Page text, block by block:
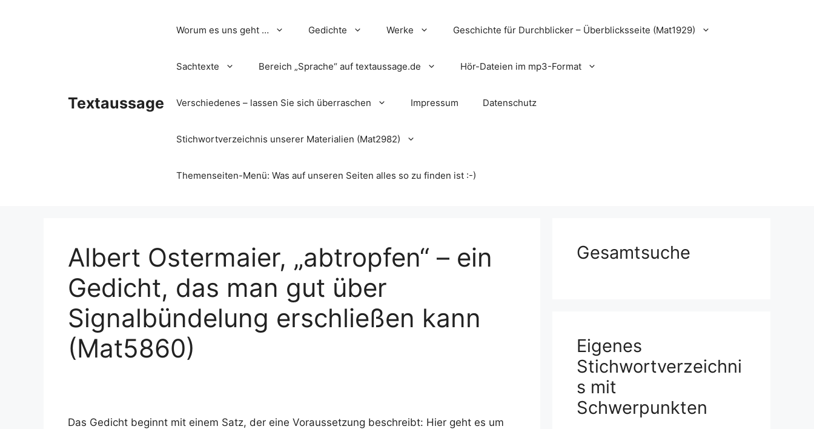
Textaussage
Worum es uns geht … Gedichte Werke Geschichte für Durchblicker – Überblicksseite (Mat1929)
Sachtexte Bereich „Sprache“ auf textaussage.de Hör-Dateien im mp3-Format
Verschiedenes – lassen Sie sich überraschen Impressum Datenschutz
Stichwortverzeichnis unserer Materialien (Mat2982)
Themenseiten-Menü: Was auf unseren Seiten alles so zu finden ist :-)
Albert Ostermaier, „abtropfen“ – ein
Gedicht, das man gut über
Signalbündelung erschließen kann
(Mat5860)
Das Gedicht beginnt mit einem Satz, der eine Voraussetzung beschreibt: Hier geht es um
Gesamtsuche
Eigenes
Stichwortverzeichni
s mit
Schwerpunkten